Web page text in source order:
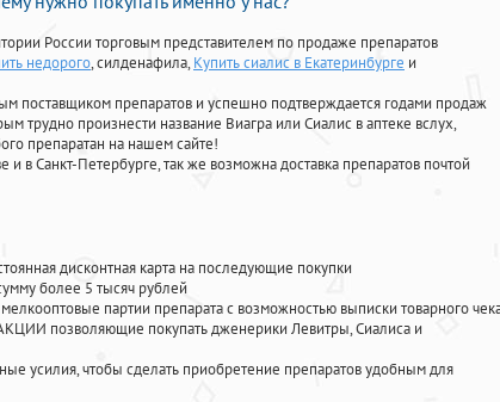
России торговым представителем по продаже препаратов
недорого, силденафила, Купить сиалис в Екатеринбурге и
поставщиком препаратов и успешно подтверждается годами продаж
трудно произнести название Виагра или Сиалис в аптеке вслух,
препаратан на нашем сайте!
в Санкт-Петербурге, так же возможна доставка препаратов почтой
дисконтная карта на последующие покупки
более 5 тысяч рублей
партии препарата с возможностью выписки товарного
позволяющие покупать дженерики Левитры, Сиалиса и
усилия, чтобы сделать приобретение препаратов удобным для